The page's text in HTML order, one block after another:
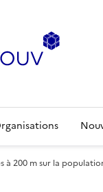
à 200 m sur la